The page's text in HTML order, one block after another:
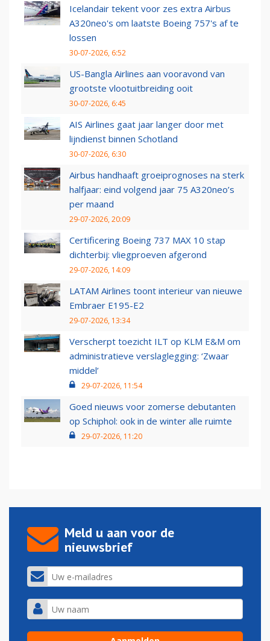
Icelandair tekent voor zes extra Airbus
A320neo's om laatste Boeing 757's af te
lossen
30-07-2026, 6:52
US-Bangla Airlines aan vooravond van
grootste vlootuitbreiding ooit
30-07-2026, 6:45
AIS Airlines gaat jaar langer door met
lijndienst binnen Schotland
30-07-2026, 6:30
Airbus handhaaft groeiprognoses na sterk
halfjaar: eind volgend jaar 75 A320neo’s
per maand
29-07-2026, 20:09
Certificering Boeing 737 MAX 10 stap
dichterbij: vliegproeven afgerond
29-07-2026, 14:09
LATAM Airlines toont interieur van nieuwe
Embraer E195-E2
29-07-2026, 13:34
Verscherpt toezicht ILT op KLM E&M om
administratieve verslaglegging: ‘Zwaar
middel’
29-07-2026, 11:54
Goed nieuws voor zomerse debutanten
op Schiphol: ook in de winter alle ruimte
29-07-2026, 11:20
Meld u aan voor de
nieuwsbrief